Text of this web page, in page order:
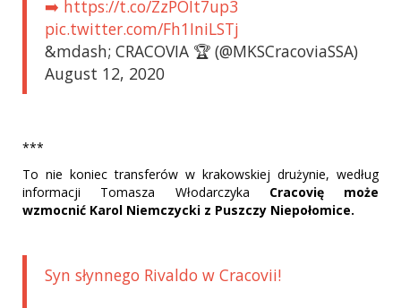
➡️ https://t.co/ZzPOIt7up3
pic.twitter.com/Fh1IniLSTj
&mdash; CRACOVIA 🏆 (@MKSCracoviaSSA)
August 12, 2020
***
To nie koniec transferów w krakowskiej drużynie, według
informacji Tomasza Włodarczyka Cracovię może
wzmocnić Karol Niemczycki z Puszczy Niepołomice.
Syn słynnego Rivaldo w Cracovii!